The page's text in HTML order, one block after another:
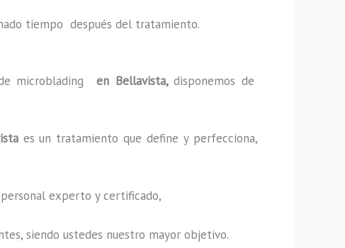
tiempo después del tratamiento.
microblading en Bellavista,disponemos de
es un tratamiento que define y perfecciona,
experto y certificado,
siendo ustedes nuestro mayor objetivo.